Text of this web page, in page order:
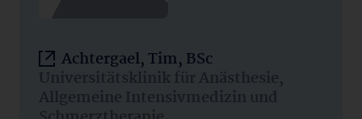
Achtergael, Tim, BSc
Universitätsklinik für Anästhesie,
Allgemeine Intensivmedizin und